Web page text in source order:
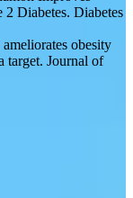
Diabetes. Diabetes
obesity
target. Journal of